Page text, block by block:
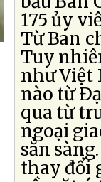
175 ủy
Từ Ban
Tuy
như Việt
nào từ
qua từ
ngoại
sẳn
thay đổi